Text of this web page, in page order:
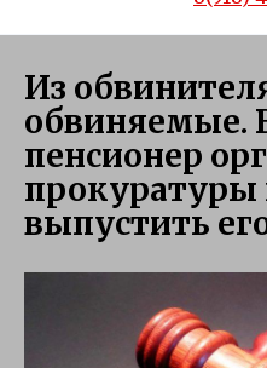
Из
обвиняемые.
пенсионер
прокуратуры
выпустить